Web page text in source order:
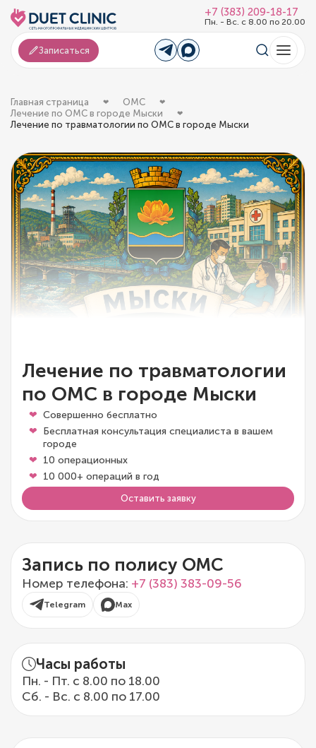
+7 (383) 209-18-17
Пн. - Вс. с 8.00 по 20.00
Записаться
Главная страница
ОМС
Лечение по ОМС в городе Мыски
Лечение по травматологии по ОМС в городе Мыски
Лечение по травматологии
по ОМС в городе Мыски
Совершенно бесплатно
Бесплатная консультация специалиста в вашем
городе
10 операционных
10 000+ операций в год
Оставить заявку
Запись по полису ОМС
Номер телефона: +7 (383) 383-09-56
Telegram Max
Часы работы
Пн. - Пт. с 8.00 по 18.00
Сб. - Вс. с 8.00 по 17.00